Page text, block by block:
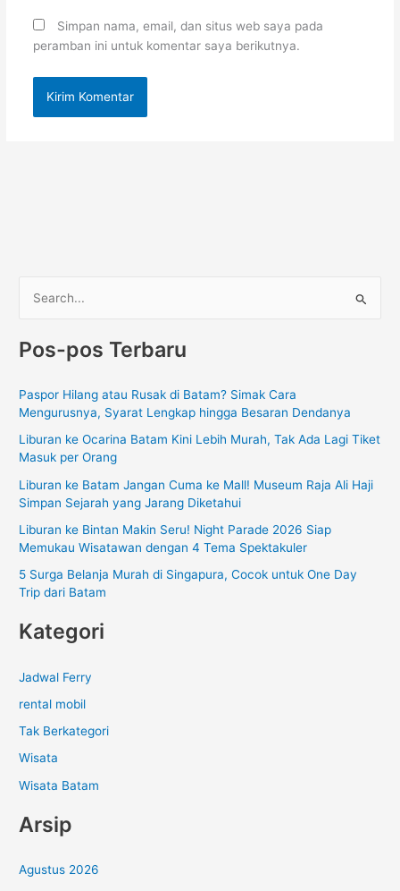
Simpan nama, email, dan situs web saya pada
peramban ini untuk komentar saya berikutnya.
r
u
t
Pos-pos Terbaru
Paspor Hilang atau Rusak di Batam? Simak Cara
Mengurusnya, Syarat Lengkap hingga Besaran Dendanya
Liburan ke Ocarina Batam Kini Lebih Murah, Tak Ada Lagi Tiket
Masuk per Orang
Liburan ke Batam Jangan Cuma ke Mall! Museum Raja Ali Haji
Simpan Sejarah yang Jarang Diketahui
Liburan ke Bintan Makin Seru! Night Parade 2026 Siap
Memukau Wisatawan dengan 4 Tema Spektakuler
5 Surga Belanja Murah di Singapura, Cocok untuk One Day
Trip dari Batam
Kategori
Jadwal Ferry
rental mobil
Tak Berkategori
Wisata
Wisata Batam
Arsip
Agustus 2026